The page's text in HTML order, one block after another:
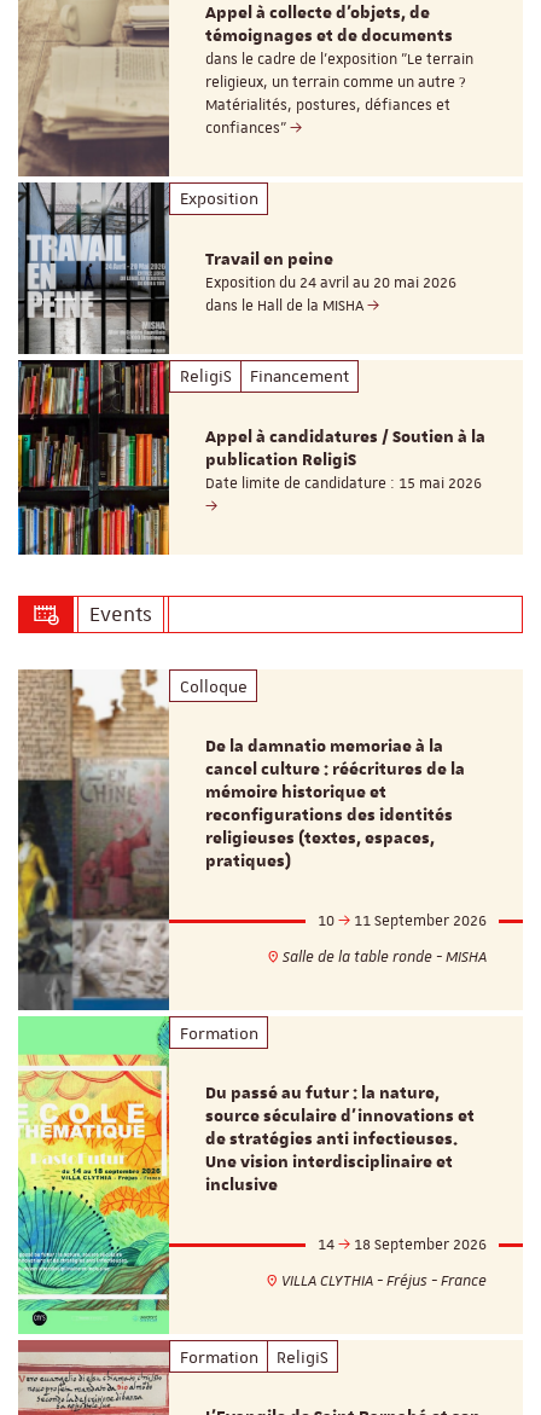
Appel à collecte d'objets, de
témoignages et de documents
dans le cadre de l'exposition "Le terrain
religieux, un terrain comme un autre ?
Matérialités, postures, défiances et
confiances"
Exposition
Travail en peine
Exposition du 24 avril au 20 mai 2026
dans le Hall de la MISHA
ReligiS Financement
Appel à candidatures / Soutien à la
publication ReligiS
Date limite de candidature : 15 mai 2026
Events
Colloque
De la damnatio memoriae à la
cancel culture : réécritures de la
mémoire historique et
reconfigurations des identités
religieuses (textes, espaces,
pratiques)
10
11 September 2026
Salle de la table ronde - MISHA
Formation
Du passé au futur : la nature,
source séculaire d’innovations et
de stratégies anti infectieuses.
Une vision interdisciplinaire et
inclusive
14
18 September 2026
VILLA CLYTHIA - Fréjus - France
Formation ReligiS